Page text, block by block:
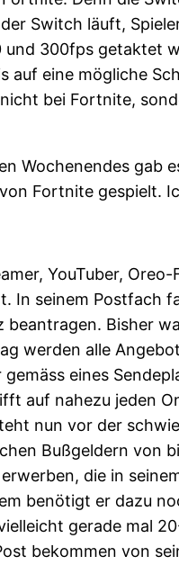
Switch läuft,
300fps getaktet
auf eine mögliche
bei Fortnite,
Wochenendes gab
Fortnite gespielt.
YouTuber,
In seinem Postfach
beantragen. Bisher
werden alle
eines
auf nahezu jeden
nun vor der
Bußgeldern von
die in
benötigt er dazu
gerade mal
bekommen von